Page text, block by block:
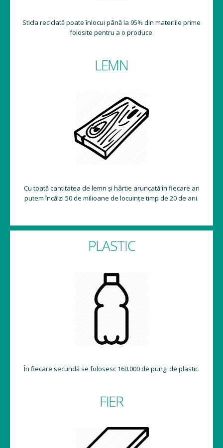
Sticla reciclată poate înlocui până la 95% din materiile prime
folosite pentru a o produce.
LEMN
Cu toată cantitatea de lemn și hârtie aruncată în fiecare an
putem încălzi 50 de milioane de locuințe timp de 20 de ani.
PLASTIC
În fiecare secundă se folosesc 160.000 de pungi de plastic.
FIER